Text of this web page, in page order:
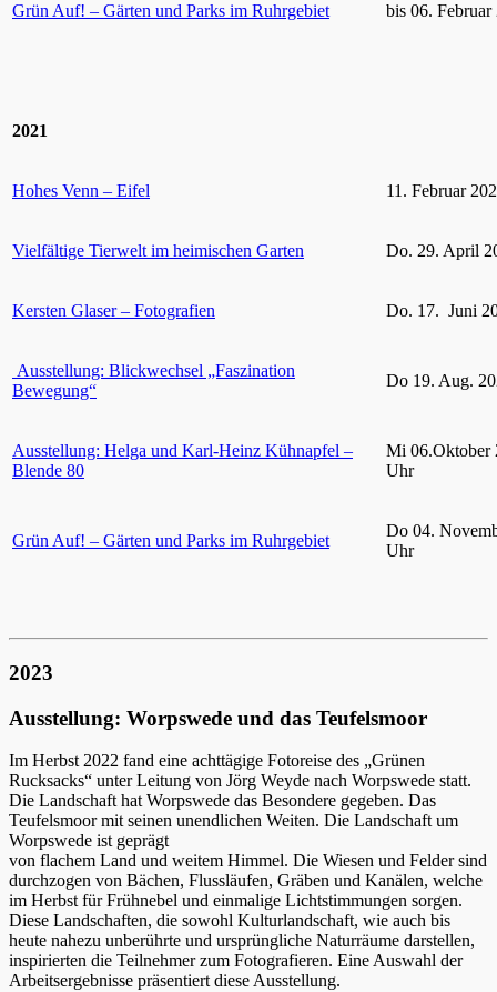
Grün Auf! – Gärten und Parks im Ruhrgebiet bis 06. Februar
2021
Hohes Venn – Eifel 11. Februar
Vielfältige Tierwelt im heimischen Garten Do. 29. April
Kersten Glaser – Fotografien Do. 17. Juni
Ausstellung: Blickwechsel „Faszination
Bewegung“
Do 19. Aug.
Ausstellung: Helga und Karl-Heinz Kühnapfel –
Blende 80
Mi 06.Oktober
Uhr
Grün Auf! – Gärten und Parks im Ruhrgebiet
Do 04.
Uhr
2023
Ausstellung: Worpswede und das Teufelsmoor
Im Herbst 2022 fand eine achttägige Fotoreise des „Grünen
Rucksacks“ unter Leitung von Jörg Weyde nach Worpswede statt.
Die Landschaft hat Worpswede das Besondere gegeben. Das
Teufelsmoor mit seinen unendlichen Weiten. Die Landschaft um
Worpswede ist geprägt
von flachem Land und weitem Himmel. Die Wiesen und Felder sind
durchzogen von Bächen, Flussläufen, Gräben und Kanälen, welche
im Herbst für Frühnebel und einmalige Lichtstimmungen sorgen.
Diese Landschaften, die sowohl Kulturlandschaft, wie auch bis
heute nahezu unberührte und ursprüngliche Naturräume darstellen,
inspirierten die Teilnehmer zum Fotografieren. Eine Auswahl der
Arbeitsergebnisse präsentiert diese Ausstellung.